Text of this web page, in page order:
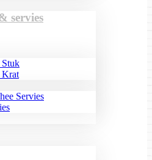
servies
Stuk
Krat
Servies